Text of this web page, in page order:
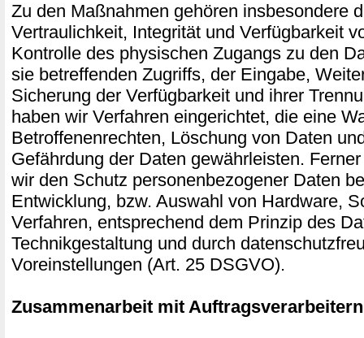
Zu den Maßnahmen gehören insbesondere
Vertraulichkeit, Integrität und Verfügbarkeit
Kontrolle des physischen Zugangs zu den
sie betreffenden Zugriffs, der Eingabe,
Sicherung der Verfügbarkeit und ihrer
haben wir Verfahren eingerichtet, die eine
Betroffenenrechten, Löschung von Daten
Gefährdung der Daten gewährleisten.
wir den Schutz personenbezogener Daten
Entwicklung, bzw. Auswahl von Hardware,
Verfahren, entsprechend dem Prinzip des
Technikgestaltung und durch
Voreinstellungen (Art. 25 DSGVO).
Zusammenarbeit mit